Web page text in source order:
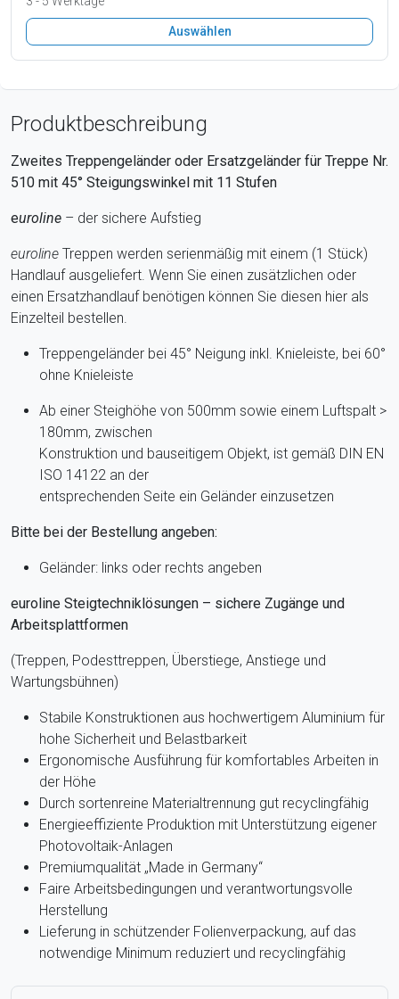
Auswählen
Produktbeschreibung
Zweites Treppengeländer oder Ersatzgeländer für Treppe Nr.
510 mit 45° Steigungswinkel mit 11 Stufen
euroline – der sichere Aufstieg
euroline Treppen werden serienmäßig mit einem (1 Stück)
Handlauf ausgeliefert. Wenn Sie einen zusätzlichen oder
einen Ersatzhandlauf benötigen können Sie diesen hier als
Einzelteil bestellen.
Treppengeländer bei 45° Neigung inkl. Knieleiste, bei 60°
ohne Knieleiste
Ab einer Steighöhe von 500mm sowie einem Luftspalt >
180mm, zwischen
Konstruktion und bauseitigem Objekt, ist gemäß DIN EN
ISO 14122 an der
entsprechenden Seite ein Geländer einzusetzen
Bitte bei der Bestellung angeben:
Geländer: links oder rechts angeben
euroline Steigtechniklösungen – sichere Zugänge und
Arbeitsplattformen
(Treppen, Podesttreppen, Überstiege, Anstiege und
Wartungsbühnen)
Stabile Konstruktionen aus hochwertigem Aluminium für
hohe Sicherheit und Belastbarkeit
Ergonomische Ausführung für komfortables Arbeiten in
der Höhe
Durch sortenreine Materialtrennung gut recyclingfähig
Energieeffiziente Produktion mit Unterstützung eigener
Photovoltaik-Anlagen
Premiumqualität „Made in Germany“
Faire Arbeitsbedingungen und verantwortungsvolle
Herstellung
Lieferung in schützender Folienverpackung, auf das
notwendige Minimum reduziert und recyclingfähig